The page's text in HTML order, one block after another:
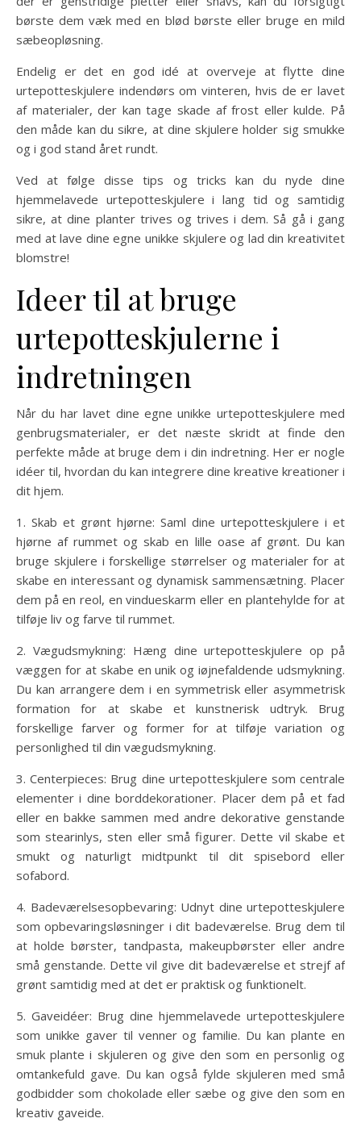
børste dem væk med en blød børste eller bruge en mild
sæbeopløsning.
Endelig er det en god idé at overveje at flytte dine
urtepotteskjulere indendørs om vinteren, hvis de er lavet
af materialer, der kan tage skade af frost eller kulde. På
den måde kan du sikre, at dine skjulere holder sig smukke
og i god stand året rundt.
Ved at følge disse tips og tricks kan du nyde dine
hjemmelavede urtepotteskjulere i lang tid og samtidig
sikre, at dine planter trives og trives i dem. Så gå i gang
med at lave dine egne unikke skjulere og lad din kreativitet
blomstre!
Ideer til at bruge
urtepotteskjulerne i
indretningen
Når du har lavet dine egne unikke urtepotteskjulere med
genbrugsmaterialer, er det næste skridt at finde den
perfekte måde at bruge dem i din indretning. Her er nogle
idéer til, hvordan du kan integrere dine kreative kreationer i
dit hjem.
1. Skab et grønt hjørne: Saml dine urtepotteskjulere i et
hjørne af rummet og skab en lille oase af grønt. Du kan
bruge skjulere i forskellige størrelser og materialer for at
skabe en interessant og dynamisk sammensætning. Placer
dem på en reol, en vindueskarm eller en plantehylde for at
tilføje liv og farve til rummet.
2. Vægudsmykning: Hæng dine urtepotteskjulere op på
væggen for at skabe en unik og iøjnefaldende udsmykning.
Du kan arrangere dem i en symmetrisk eller asymmetrisk
formation for at skabe et kunstnerisk udtryk. Brug
forskellige farver og former for at tilføje variation og
personlighed til din vægudsmykning.
3. Centerpieces: Brug dine urtepotteskjulere som centrale
elementer i dine borddekorationer. Placer dem på et fad
eller en bakke sammen med andre dekorative genstande
som stearinlys, sten eller små figurer. Dette vil skabe et
smukt og naturligt midtpunkt til dit spisebord eller
sofabord.
4. Badeværelsesopbevaring: Udnyt dine urtepotteskjulere
som opbevaringsløsninger i dit badeværelse. Brug dem til
at holde børster, tandpasta, makeupbørster eller andre
små genstande. Dette vil give dit badeværelse et strejf af
grønt samtidig med at det er praktisk og funktionelt.
5. Gaveidéer: Brug dine hjemmelavede urtepotteskjulere
som unikke gaver til venner og familie. Du kan plante en
smuk plante i skjuleren og give den som en personlig og
omtankefuld gave. Du kan også fylde skjuleren med små
godbidder som chokolade eller sæbe og give den som en
kreativ gaveide.